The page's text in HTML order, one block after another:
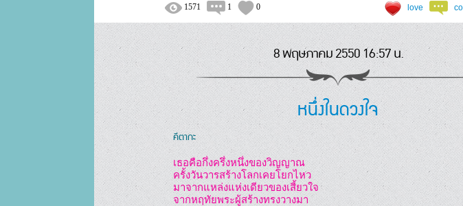
1571 1 0 love
8 พฤษภาคม 2550 16:57 น.
หนึ่งในดวงใจ
คีตากะ
เธอคือกึ่งครึ่งหนึ่งของวิญญาณ
ครั้งวันวารสร้างโลกเคยโยกไหว
มาจากแหล่งแห่งเดียวของเสี้ยวใจ
จากหฤทัยพระผู้สร้างทรงวางมา